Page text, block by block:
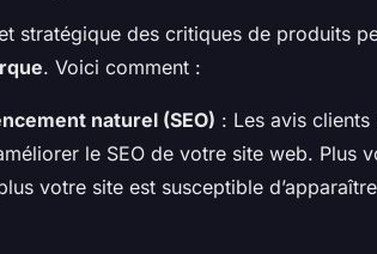
stratégique des critiques de produits
. Voici comment :
naturel (SEO) : Les avis
le SEO de votre site web. Plus
votre site est susceptible